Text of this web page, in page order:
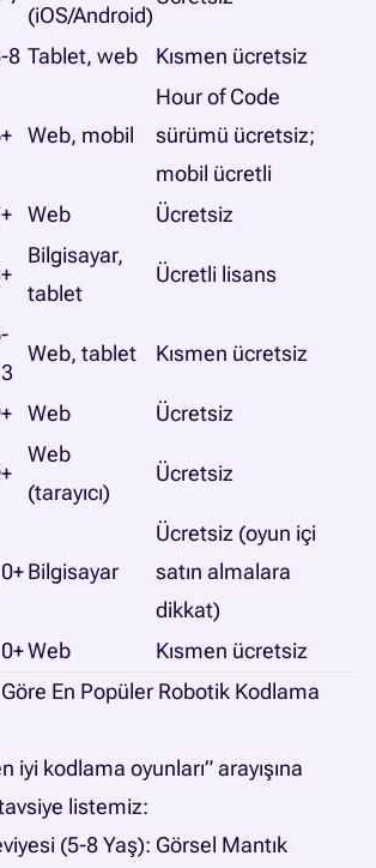
(iOS/Android)
8 Tablet, web Kısmen ücretsiz
Web, mobil
Hour of Code
sürümü ücretsiz;
mobil ücretli
Web
Ücretsiz
Bilgisayar,
tablet
Ücretli lisans
Web, tablet Kısmen ücretsiz
Web
Ücretsiz
Web
(tarayıcı)
Ücretsiz
Bilgisayar
Ücretsiz (oyun içi
satın almalara
dikkat)
Web
Kısmen ücretsiz
En Popüler Robotik Kodlama
iyi kodlama oyunları” arayışına
listemiz:
(5-8 Yaş): Görsel Mantık